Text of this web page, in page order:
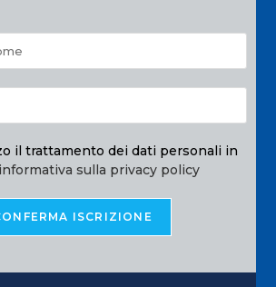
il trattamento dei dati personali in
informativa sulla privacy policy